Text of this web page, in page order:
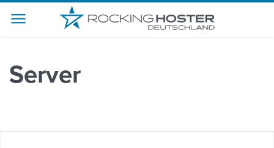
-->
Server